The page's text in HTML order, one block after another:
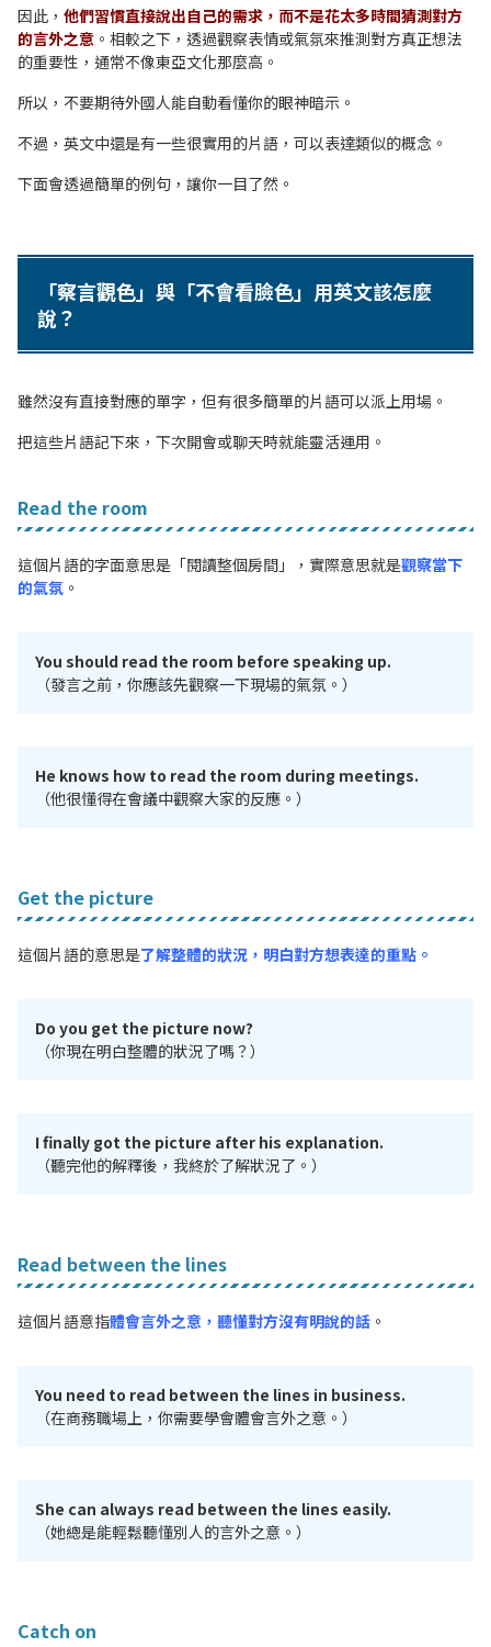
因此， 他們習慣直接說出自己的需求，而不是花太多時間猜測對方
的言外之意 。相較之下，透過觀察表情或氣氛來推測對方真正想法
的重要性，通常不像東亞文化那麼高。
所以，不要期待外國人能自動看懂你的眼神暗示。
不過，英文中還是有一些很實用的片語，可以表達類似的概念。
下面會透過簡單的例句，讓你一目了然。
「察言觀色」與「不會看臉色」用英文該怎麼
說？
雖然沒有直接對應的單字，但有很多簡單的片語可以派上用場。
把這些片語記下來，下次開會或聊天時就能靈活運用。
Read the room
這個片語的字面意思是「閱讀整個房間」，實際意思就是觀察當下
的氣氛 。
You should read the room before speaking up.
（發言之前，你應該先觀察一下現場的氣氛。）
He knows how to read the room during meetings.
（他很懂得在會議中觀察大家的反應。）
Get the picture
這個片語的意思是了解整體的狀況，明白對方想表達的重點。
Do you get the picture now?
（你現在明白整體的狀況了嗎？）
I finally got the picture after his explanation.
（聽完他的解釋後，我終於了解狀況了。）
Read between the lines
這個片語意指體會言外之意，聽懂對方沒有明說的話 。
You need to read between the lines in business.
（在商務職場上，你需要學會體會言外之意。）
She can always read between the lines easily.
（她總是能輕鬆聽懂別人的言外之意。）
Catch on